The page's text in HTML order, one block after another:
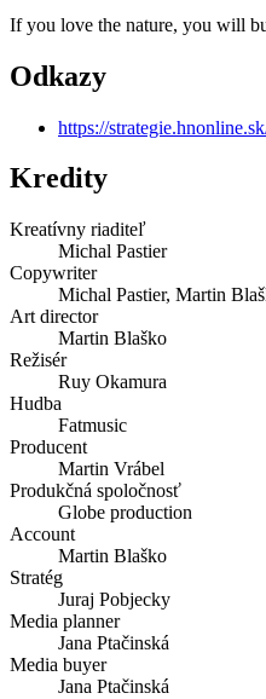
If you love the nature, you will
Odkazy
https://
Kredity
Kreatívny riaditeľ
Michal Pastier
Copywriter
Michal Pastier, Martin
Art director
Martin Blaško
Režisér
Ruy Okamura
Hudba
Fatmusic
Producent
Martin Vrábel
Produkčná spoločnosť
Globe production
Account
Martin Blaško
Stratég
Juraj Pobjecky
Media planner
Jana Ptačinská
Media buyer
Jana Ptačinská